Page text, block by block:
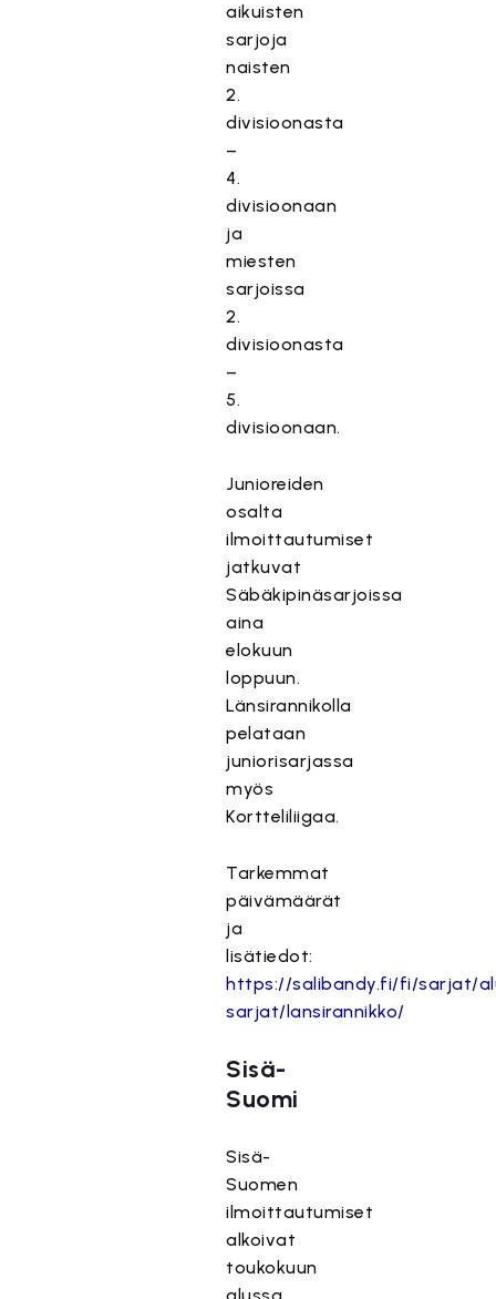
aikuisten
sarjoja
naisten
2.
divisioonasta
–
4.
divisioonaan
ja
miesten
sarjoissa
2.
divisioonasta
–
5.
divisioonaan.
Junioreiden
osalta
ilmoittautumiset
jatkuvat
Säbäkipinäsarjoissa
aina
elokuun
loppuun.
Länsirannikolla
pelataan
juniorisarjassa
myös
Kortteliliigaa.
Tarkemmat
päivämäärät
ja
lisätiedot:
https://salibandy.fi/fi/sarjat/
sarjat/lansirannikko/
Sisä-
Suomi
Sisä-
Suomen
ilmoittautumiset
alkoivat
toukokuun